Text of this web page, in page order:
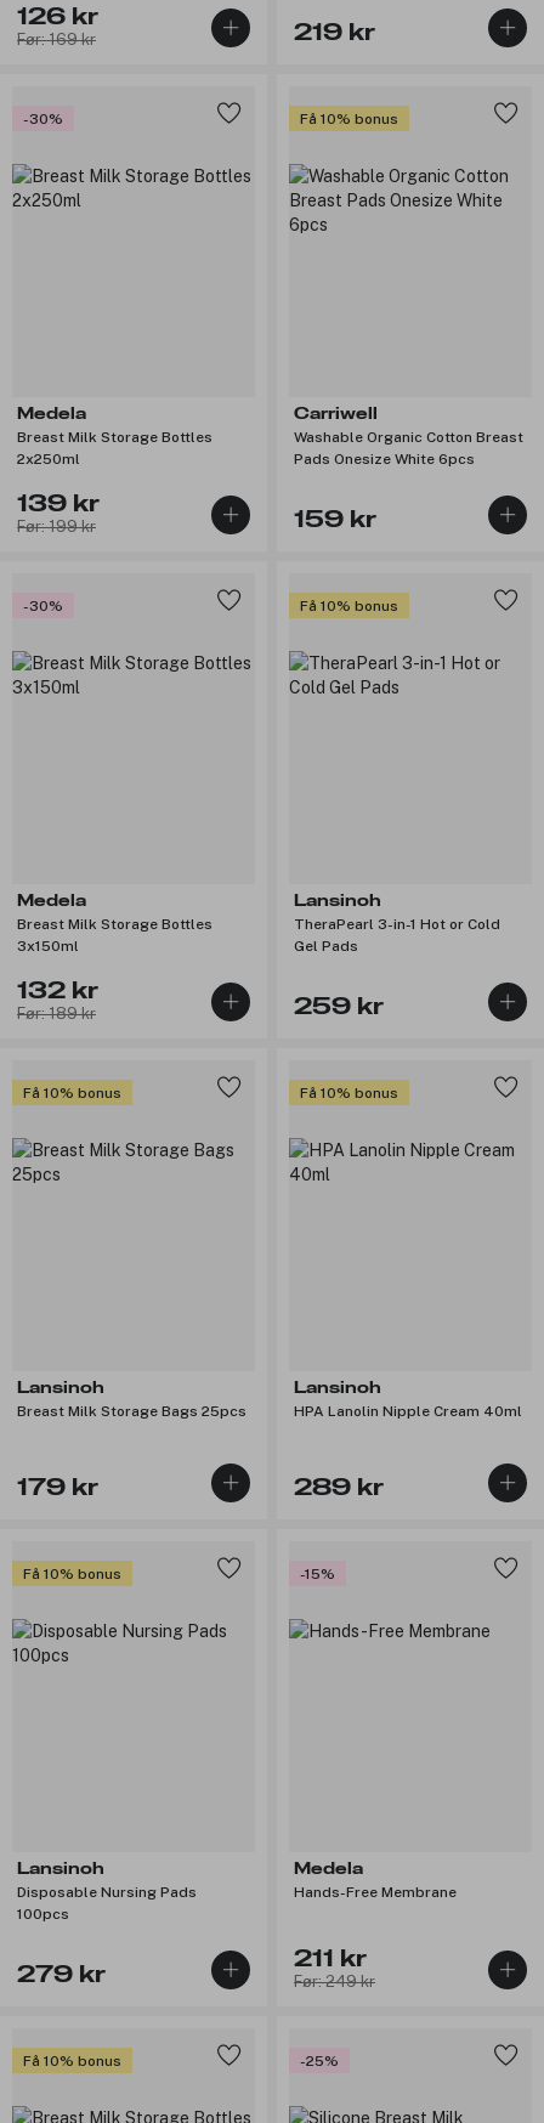
126 kr
Før: 169 kr 219 kr
-30%
Medela
Breast Milk Storage Bottles
2x250ml
139 kr
Før: 199 kr
Få 10% bonus
Carriwell
Washable Organic Cotton Breast
Pads Onesize White 6pcs
159 kr
-30%
Medela
Breast Milk Storage Bottles
3x150ml
132 kr
Før: 189 kr
Få 10% bonus
Lansinoh
TheraPearl 3-in-1 Hot or Cold
Gel Pads
259 kr
Få 10% bonus
Lansinoh
Breast Milk Storage Bags 25pcs
179 kr
Få 10% bonus
Lansinoh
HPA Lanolin Nipple Cream 40ml
289 kr
Få 10% bonus
Lansinoh
Disposable Nursing Pads
100pcs
279 kr
-15%
Medela
Hands-Free Membrane
211 kr
Før: 249 kr
Få 10% bonus -25%